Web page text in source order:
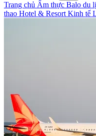
Trang chủ Ẩm thực Balo du
thao Hotel & Resort Kinh tế